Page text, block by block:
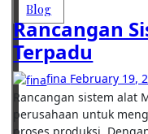
Blog
Rancangan
Terpadu
fina February 19,
Rancangan sistem alat MBG terpadu menjadi strategi utama
perusahaan untuk